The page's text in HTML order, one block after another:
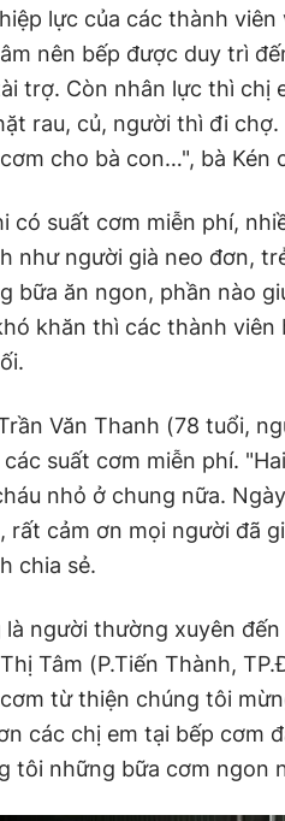
lực của các thành
nên bếp được duy trì
trợ. Còn nhân lực thì chị
rau, củ, người thì đi
cho bà con…", bà Kén
có suất cơm miễn phí,
như người già neo đơn,
bữa ăn ngon, phần nào
khăn thì các thành viên
Văn Thanh (78 tuổi,
các suất cơm miễn phí.
nhỏ ở chung nữa.
rất cảm ơn mọi người đã
chia sẻ.
là người thường xuyên
Tâm (P.Tiến Thành,
từ thiện chúng tôi
các chị em tại bếp cơm
tôi những bữa cơm ngon